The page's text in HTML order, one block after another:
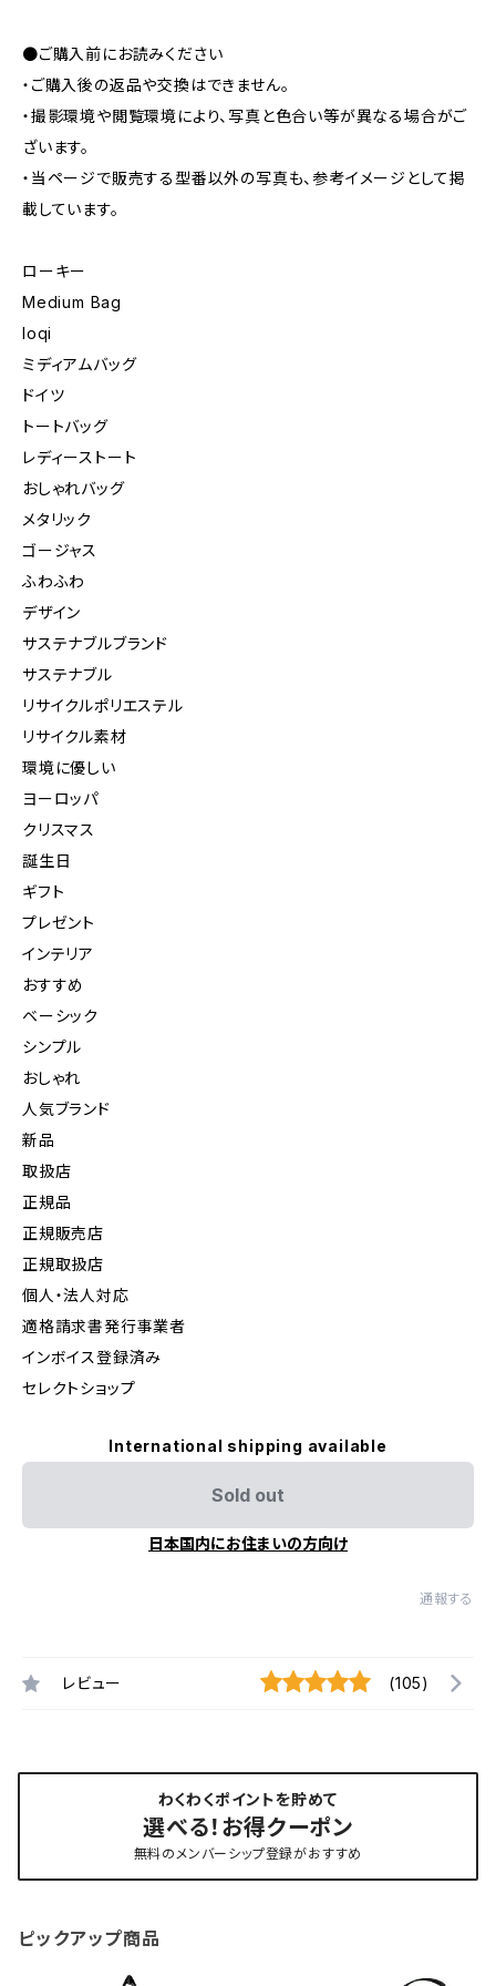
●ご購入前にお読みください
・ご購入後の返品や交換はできません。
・撮影環境や閲覧環境により、写真と色合い等が異なる場合がご
ざいます。
・当ページで販売する型番以外の写真も、参考イメージとして掲
載しています。
ローキー
Medium Bag
loqi
ミディアムバッグ
ドイツ
トートバッグ
レディーストート
おしゃれバッグ
メタリック
ゴージャス
ふわふわ
デザイン
サステナブルブランド
サステナブル
リサイクルポリエステル
リサイクル素材
環境に優しい
ヨーロッパ
クリスマス
誕生日
ギフト
プレゼント
インテリア
おすすめ
ベーシック
シンプル
おしゃれ
人気ブランド
新品
取扱店
正規品
正規販売店
正規取扱店
個人・法人対応
適格請求書発行事業者
インボイス登録済み
セレクトショップ
International shipping available
Sold out
日本国内にお住まいの方向け
通報する
レビュー (105)
わくわくポイントを貯めて
選べる！お得クーポン
無料のメンバーシップ登録がおすすめ
ピックアップ商品